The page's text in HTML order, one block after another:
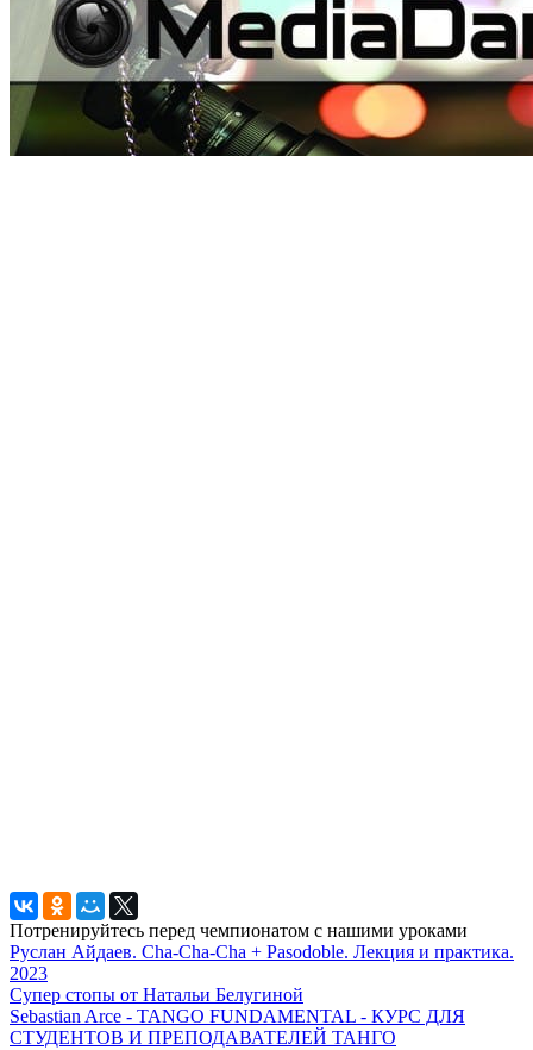
Потренируйтесь перед чемпионатом с нашими уроками
Руслан Айдаев. Cha-Cha-Cha + Pasodoble. Лекция и практика.
2023
Супер стопы от Натальи Белугиной
Sebastian Arce - TANGO FUNDAMENTAL - КУРС ДЛЯ
СТУДЕНТОВ И ПРЕПОДАВАТЕЛЕЙ ТАНГО